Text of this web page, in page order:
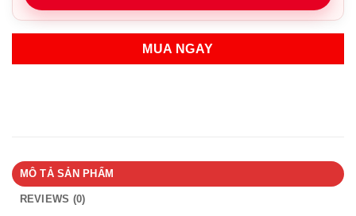
MUA NGAY
MÔ TẢ SẢN PHẨM
REVIEWS (0)